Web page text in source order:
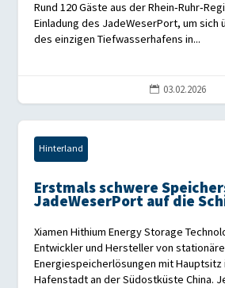
Rund 120 Gäste aus der
Einladung des JadeWeserPort, um sich
des einzigen Tiefwasserhafens in...
 03.02.2026
Hinterland
Erstmals schwere
JadeWeserPort auf die
Xiamen Hithium Energy Storage
Entwickler und Hersteller von
Energiespeicherlösungen mit Hauptsitz
Hafenstadt an der Südostküste China.